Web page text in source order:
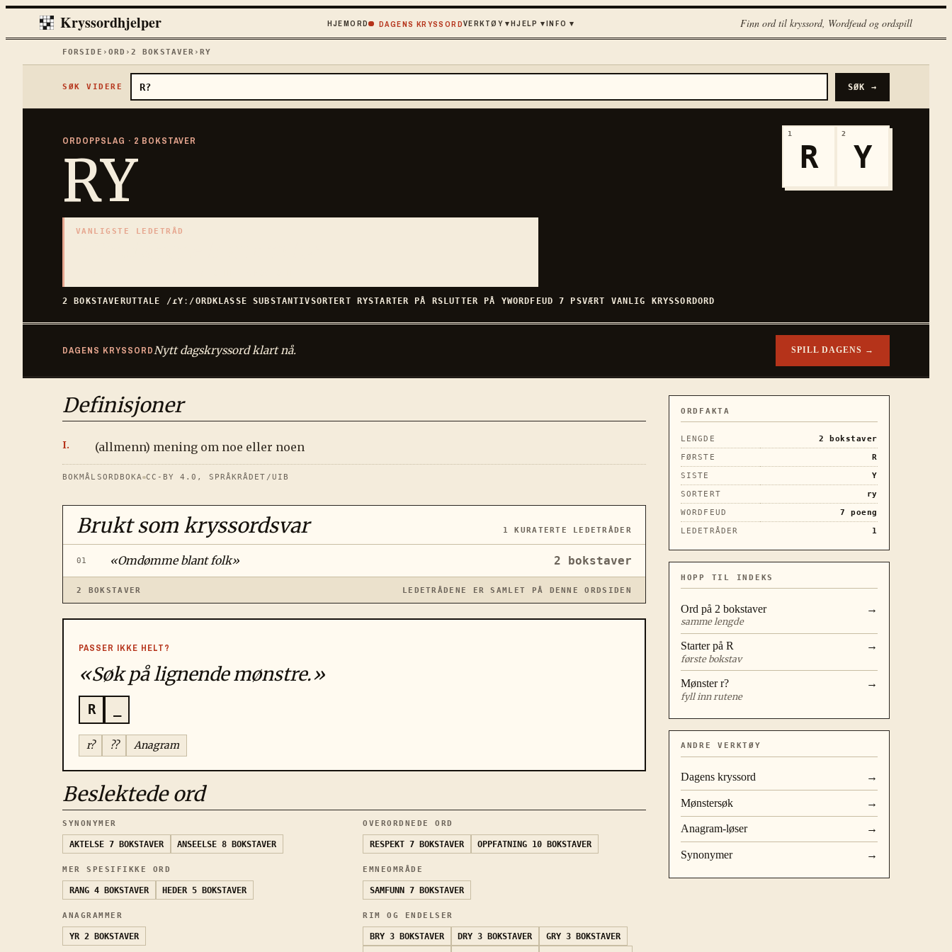
Kryssordhjelper HJEMORD DAGENS KRYSSORDVERKTØY▾HJELP ▾INFO ▾ Finn ord til kryssord, Wordfeud og ordspill
FORSIDE › ORD ›2 BOKSTAVER ›RY
SØK VIDERE SØK →
ORDOPPSLAG · 2 BOKSTAVER
RY
VANLIGSTE LEDETRÅD
2 BOKSTAVERUTTALE /ɾYː/ORDKLASSESUBSTANTIVSORTERT RYSTARTER PÅ RSLUTTER PÅ YWORDFEUD7 PSVÆRT VANLIG KRYSSORDORD
1
R
2
Y
DAGENS KRYSSORDNytt dagskryssord klart nå. SPILL DAGENS →
Definisjoner
(allmenn) mening om noe eller noen
BOKMÅLSORDBOKA CC-BY 4.0, SPRÅKRÅDET/UIB
Brukt som kryssordsvar 1 KURATERTE LEDETRÅDER
01 «Omdømme blant folk» 2 bokstaver
2 BOKSTAVER LEDETRÅDENE ER SAMLET PÅ DENNE ORDSIDEN
PASSER IKKE HELT?
«Søk på lignende mønstre.»
R
r? ?? Anagram
Beslektede ord
SYNONYMER
AKTELSE 7 BOKSTAVER ANSEELSE 8 BOKSTAVER
OVERORDNEDE ORD
RESPEKT 7 BOKSTAVER OPPFATNING 10 BOKSTAVER
MER SPESIFIKKE ORD
RANG 4 BOKSTAVER HEDER 5 BOKSTAVER
EMNEOMRÅDE
SAMFUNN 7 BOKSTAVER
ANAGRAMMER
YR 2 BOKSTAVER
RIM OG ENDELSER
BRY 3 BOKSTAVER DRY 3 BOKSTAVER GRY 3 BOKSTAVER
ORDFAKTA
LENGDE 2
bokstaver
FØRSTE
R
SISTE
Y
SORTERT
ry
WORDFEUD
7
poeng
LEDETRÅDER
1
HOPP TIL INDEKS
Ord på 2 bokstaver
samme lengde
→
Starter på R
første bokstav
→
Mønsterr?
fyll inn rutene
→
ANDRE VERKTØY
Dagens kryssord →
Mønstersøk →
Anagram-løser →
Synonymer →